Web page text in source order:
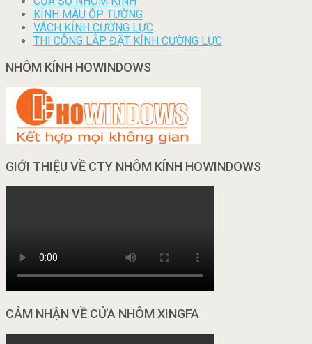
KÍNH MÀU ỐP TƯỜNG
VÁCH KÍNH CƯỜNG LỰC
THI CÔNG LẮP ĐẶT KÍNH CƯỜNG LỰC
NHÔM KÍNH HOWINDOWS
GIỚI THIỆU VỀ CTY NHÔM KÍNH HOWINDOWS
CẢM NHẬN VỀ CỬA NHÔM XINGFA